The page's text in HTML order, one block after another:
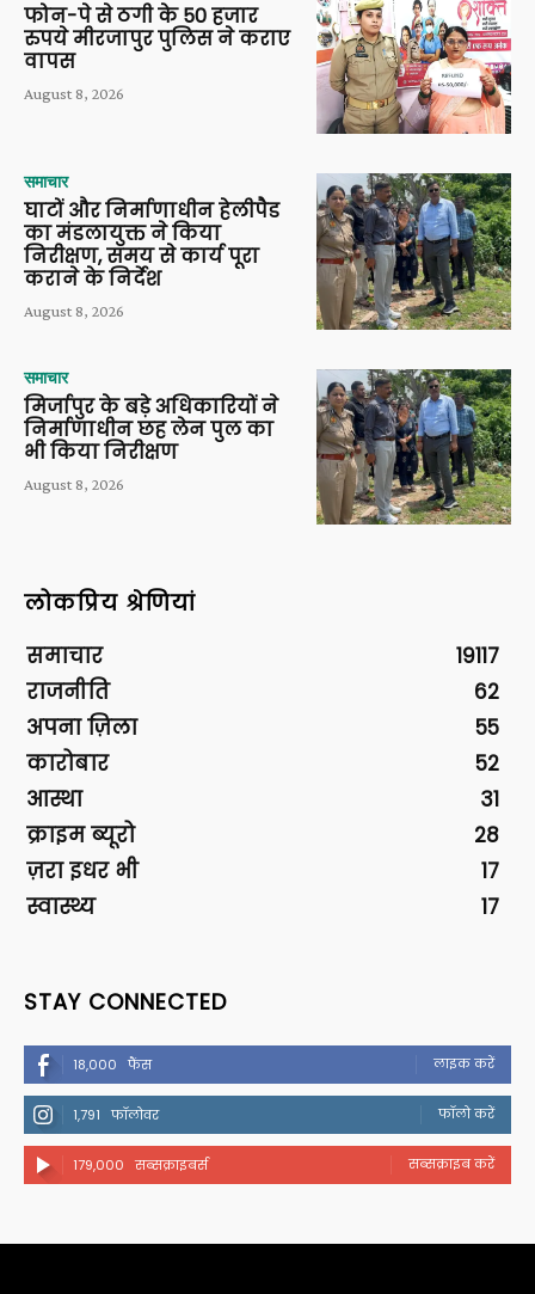
फोन-पे से ठगी के 50 हजार
रुपये मीरजापुर पुलिस ने कराए
वापस
August 8, 2026
समाचार
घाटों और निर्माणाधीन हेलीपैड
का मंडलायुक्त ने किया
निरीक्षण, समय से कार्य पूरा
कराने के निर्देश
August 8, 2026
समाचार
मिर्जापुर के बड़े अधिकारियों ने
निर्माणाधीन छह लेन पुल का
भी किया निरीक्षण
August 8, 2026
लोकप्रिय श्रेणियां
समाचार
19117
राजनीति
62
अपना ज़िला
55
कारोबार
52
आस्था
31
क्राइम ब्यूरो
28
ज़रा इधर भी
17
स्वास्थ्य
17
STAY CONNECTED
18,000 फैंस लाइक करें
1,791 फॉलोवर फॉलो करें
179,000 सब्सक्राइबर्स सब्सक्राइब करें